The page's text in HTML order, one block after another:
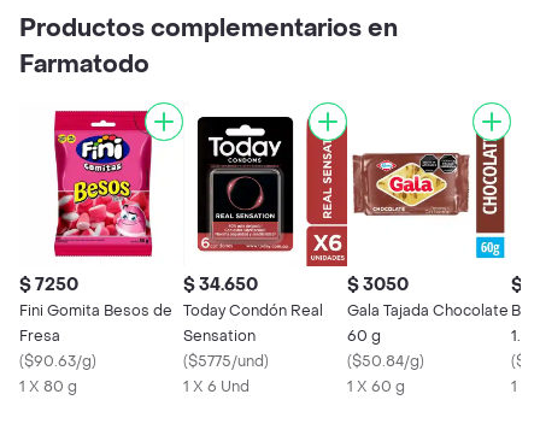
Productos complementarios en
Farmatodo
$ 7250
Fini Gomita Besos de
Fresa
($90.63/g)
1 X 80 g
$ 34.650
Today Condón Real
Sensation
($5775/und)
1 X 6 Und
$ 3050
Gala Tajada Chocolate
60 g
($50.84/g)
1 X 60 g
$
1.5 l
(
1 X